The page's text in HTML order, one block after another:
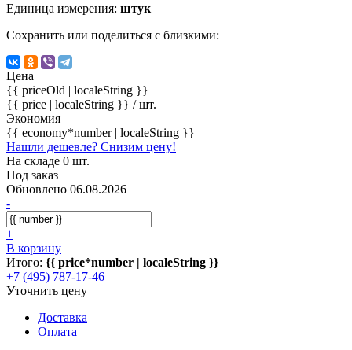
Единица измерения: штук
Сохранить или поделиться с близкими:
Цена
{{ priceOld | localeString }}
{{ price | localeString }} / шт.
Экономия
{{ economy*number | localeString }}
Нашли дешевле? Снизим цену!
На складе 0 шт.
Под заказ
Обновлено 06.08.2026
-
+
В корзину
Итого: {{ price*number | localeString }}
+7 (495) 787-17-46
Уточнить цену
Доставка
Оплата